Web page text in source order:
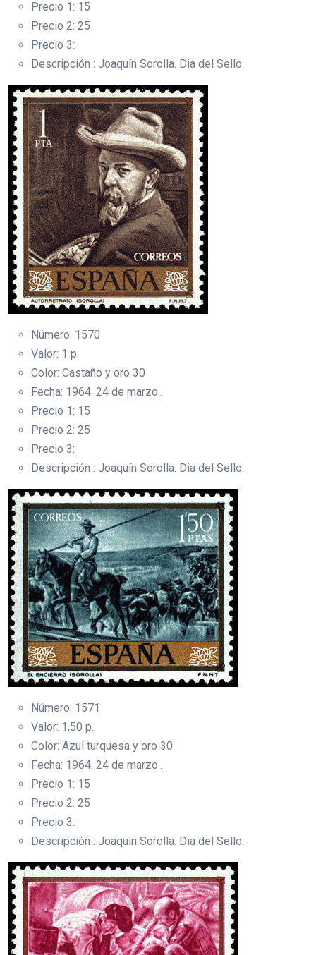
Precio 1: 15
Precio 2: 25
Precio 3:
Descripción : Joaquín Sorolla. Dia del Sello.
Número: 1570
Valor: 1 p.
Color: Castaño y oro 30
Fecha: 1964. 24 de marzo..
Precio 1: 15
Precio 2: 25
Precio 3:
Descripción : Joaquín Sorolla. Dia del Sello.
Número: 1571
Valor: 1,50 p.
Color: Azul turquesa y oro 30
Fecha: 1964. 24 de marzo..
Precio 1: 15
Precio 2: 25
Precio 3:
Descripción : Joaquín Sorolla. Dia del Sello.